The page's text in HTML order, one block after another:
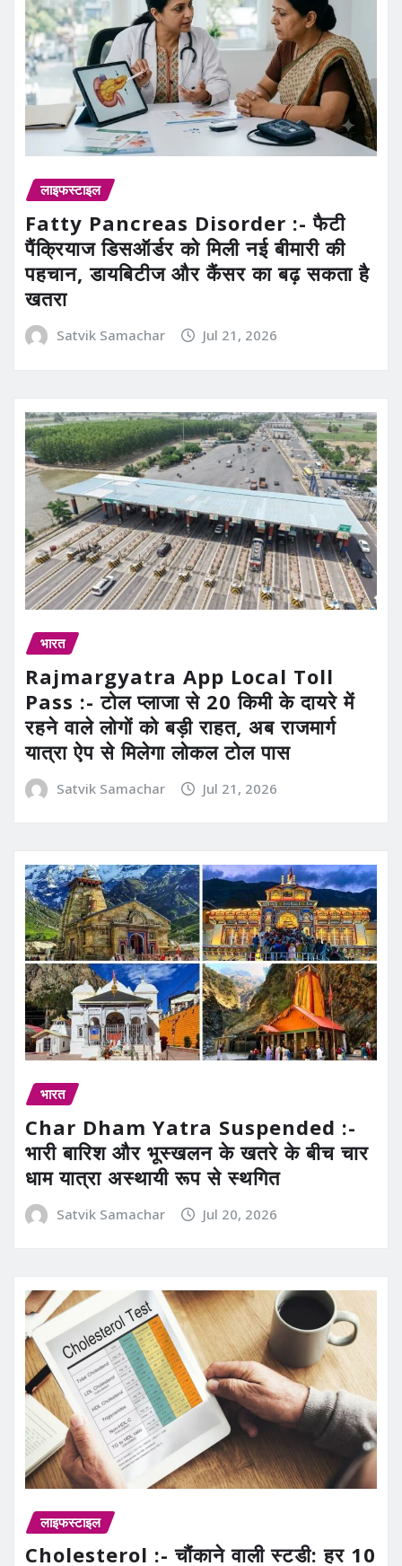
लाइफस्टाइल
Fatty Pancreas Disorder :- फैटी
पैंक्रियाज डिसऑर्डर को मिली नई बीमारी की
पहचान, डायबिटीज और कैंसर का बढ़ सकता है
खतरा
Satvik Samachar Jul 21, 2026
भारत
Rajmargyatra App Local Toll
Pass :- टोल प्लाजा से 20 किमी के दायरे में
रहने वाले लोगों को बड़ी राहत, अब राजमार्ग
यात्रा ऐप से मिलेगा लोकल टोल पास
Satvik Samachar Jul 21, 2026
भारत
Char Dham Yatra Suspended :-
भारी बारिश और भूस्खलन के खतरे के बीच चार
धाम यात्रा अस्थायी रूप से स्थगित
Satvik Samachar Jul 20, 2026
लाइफस्टाइल
Cholesterol :- चौंकाने वाली स्टडी: हर 10